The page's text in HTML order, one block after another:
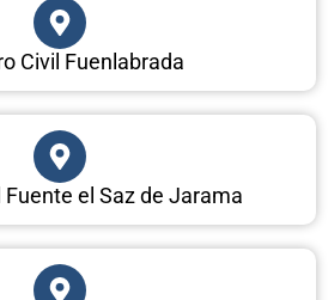
Civil Fuenlabrada
Fuente el Saz de Jarama